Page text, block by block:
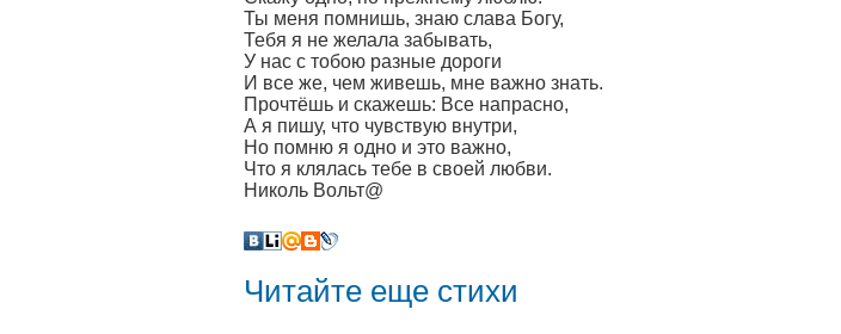
Ты меня помнишь, знаю слава Богу,
Тебя я не желала забывать,
У нас с тобою разные дороги
И все же, чем живешь, мне важно знать.
Прочтёшь и скажешь: Все напрасно,
А я пишу, что чувствую внутри,
Но помню я одно и это важно,
Что я клялась тебе в своей любви.
Николь Вольт@
Читайте еще стихи